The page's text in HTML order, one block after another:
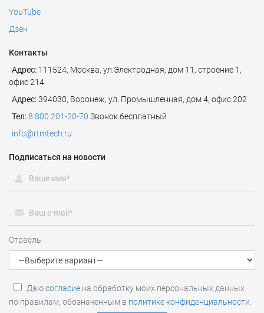
YouTube
Дзен
Контакты
Адрес: 111524, Москва, ул.Электродная, дом 11, строение 1,
офис 214
Адрес:394030, Воронеж, ул. Промышленная, дом 4, офис 202
Тел:8 800 201-20-70 Звонок бесплатный
info@rtmtech.ru
Подписаться на новости
Отрасль
Даюсогласие на обработку моих персональных данных
по правилам, обозначенным в политике конфиденциальности.